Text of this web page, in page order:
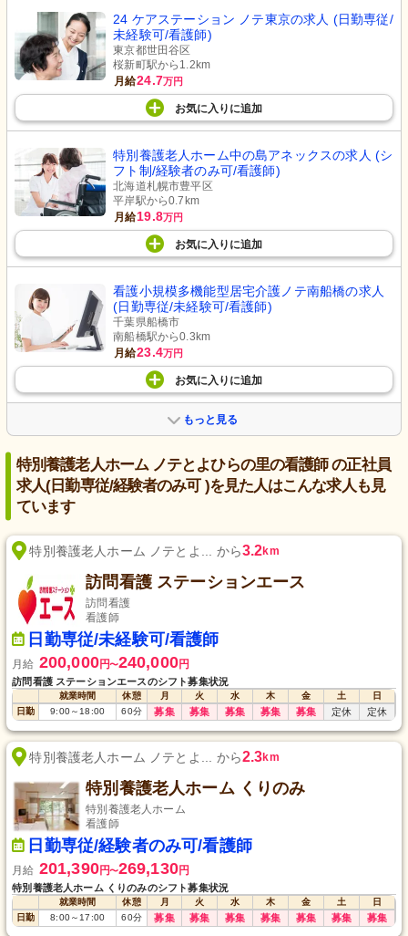
24 ケアステーション ノテ東京の求人 (日勤専従/
未経験可/看護師)
東京都世田谷区
桜新町駅から1.2km
月給24.7万円
お気に入り に追加
特別養護老人ホーム中の島アネックスの求人 (シ
フト制/経験者のみ可/看護師)
北海道札幌市豊平区
平岸駅から0.7km
月給19.8万円
お気に入り に追加
看護小規模多機能型居宅介護ノテ南船橋の求人
(日勤専従/未経験可/看護師)
千葉県船橋市
南船橋駅から0.3km
月給23.4万円
お気に入り に追加
もっと見る
特別養護老人ホーム ノテとよひらの里の看護師 の正社員
求人(日勤専従/経験者のみ可 )を見た人はこんな求人も見
ています
特別養護老人ホーム ノテとよ... から3.2km
訪問看護 ステーションエース
訪問看護
看護師
日勤専従/未経験可/看護師
月給 200,000円〜240,000円
訪問看護 ステーションエースのシフト募集状況
就業時間 休憩 月 火 水 木 金 土
日
日勤
9:00～18:00 60分 募集 募集 募集 募集 募集 定休 定休
特別養護老人ホーム ノテとよ... から2.3km
特別養護老人ホーム くりのみ
特別養護老人ホーム
看護師
日勤専従/経験者のみ可/看護師
月給 201,390円〜269,130円
特別養護老人ホーム くりのみのシフト募集状況
就業時間 休憩 月 火 水 木 金 土
日
日勤
8:00～17:00 60分 募集 募集 募集 募集 募集 募集 募集